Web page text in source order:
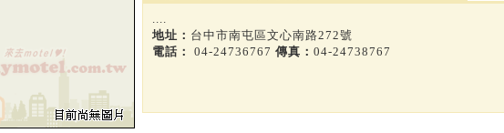
....
地址： 台中市南屯區文心南路272號
電話：
04-24736767 傳真： 04-24738767